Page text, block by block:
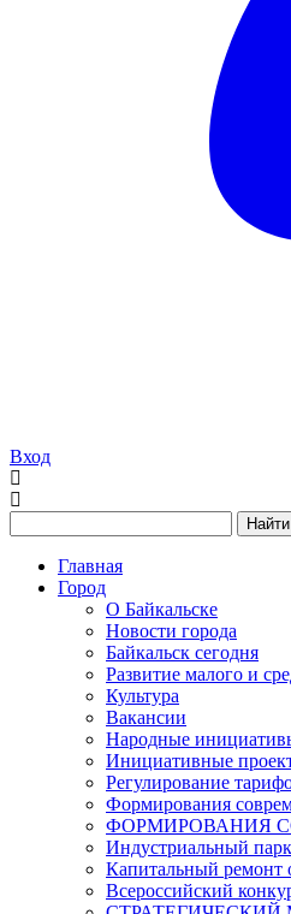
Вход
Найти
Главная
Город
О Байкальске
Новости города
Байкальск сегодня
Развитие малого и
Культура
Вакансии
Народные
Инициативные
Регулирование
Формирования
ФОРМИРОВАНИЯ
Индустриальный парк
Капитальный
Всероссийский